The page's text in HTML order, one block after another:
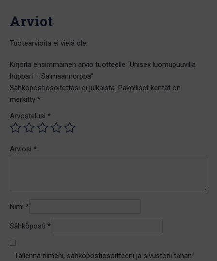
Arviot
Tuotearvioita ei vielä ole.
Kirjoita ensimmäinen arvio tuotteelle “Unisex luomupuuvilla
huppari – Saimaannorppa”
Sähköpostiosoitettasi ei julkaista. Pakolliset kentät on
merkitty *
Arvostelusi *
Arviosi *
Nimi *
Sähköposti *
Tallenna nimeni, sähköpostiosoitteeni ja sivustoni tähän